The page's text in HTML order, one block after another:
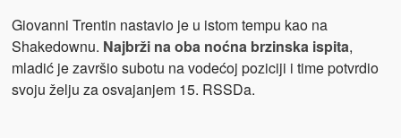
Giovanni Trentin nastavio je u istom tempu kao na
Shakedownu. Najbrži na oba noćna brzinska ispita,
mladić je završio subotu na vodećoj poziciji i time potvrdio
svoju želju za osvajanjem 15. RSSDa.